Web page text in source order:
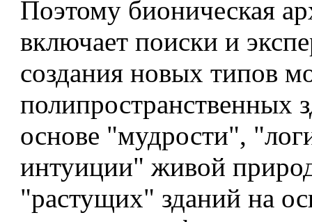
Поэтому бионическая
включает поиски и
создания новых типов
полипространственных
основе "мудрости",
интуиции" живой
"растущих" зданий на